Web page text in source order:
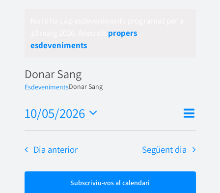
propers
esdeveniments.
Donar Sang
EsdevenimentsDonar Sang
Vistes
de
Dia
10/05/2026
Selecciona
una
data.
Dia anterior Següent dia
Subscriviu-vos al calendari